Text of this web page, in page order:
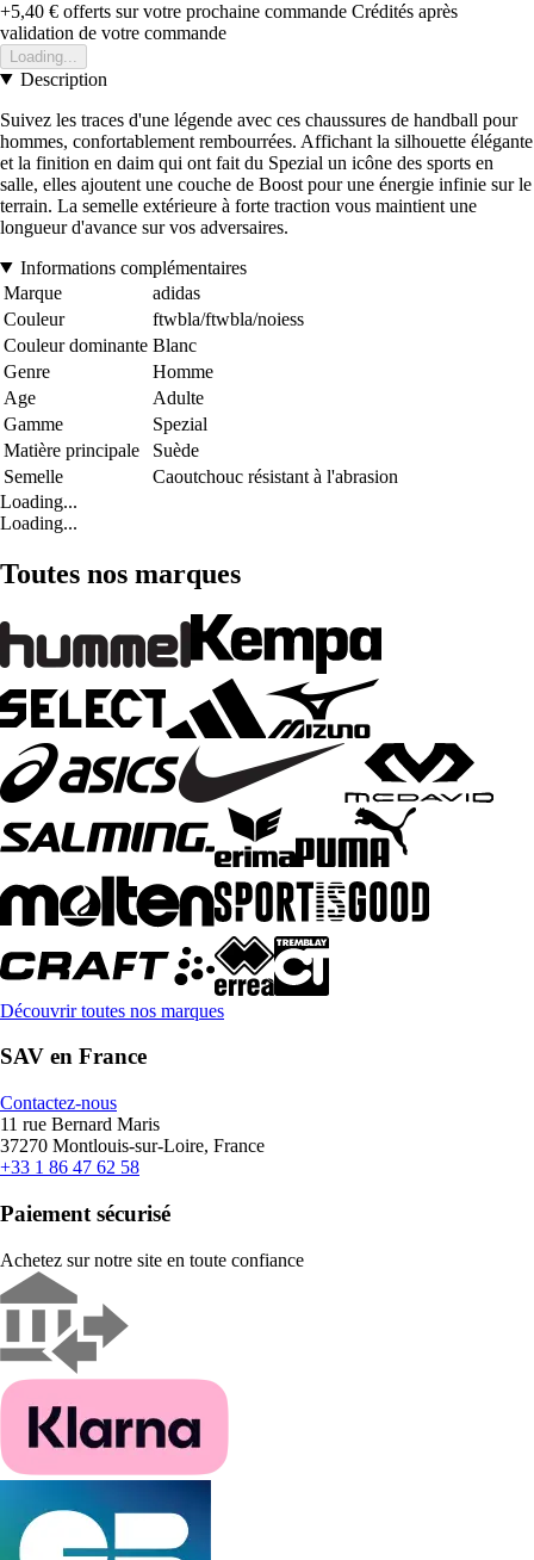
+5,40 € offerts sur votre prochaine commande Crédités après
validation de votre commande
Loading...
Description
Suivez les traces d'une légende avec ces chaussures de handball pour
hommes, confortablement rembourrées. Affichant la silhouette élégante
et la finition en daim qui ont fait du Spezial un icône des sports en
salle, elles ajoutent une couche de Boost pour une énergie infinie sur le
terrain. La semelle extérieure à forte traction vous maintient une
longueur d'avance sur vos adversaires.
Informations complémentaires
Marque
adidas
Couleur
ftwbla/ftwbla/noiess
Couleur dominante Blanc
Genre
Homme
Age
Adulte
Gamme
Spezial
Matière principale
Suède
Semelle
Caoutchouc résistant à l'abrasion
Loading...
Loading...
Toutes nos marques
Découvrir toutes nos marques
SAV en France
Contactez-nous
11 rue Bernard Maris
37270 Montlouis-sur-Loire, France
+33 1 86 47 62 58
Paiement sécurisé
Achetez sur notre site en toute confiance